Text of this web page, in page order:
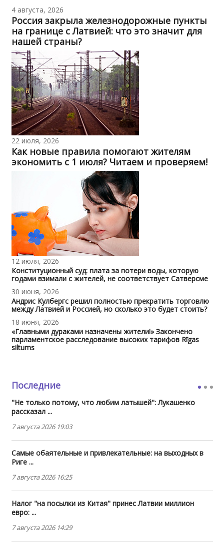
4 августа, 2026
Россия закрыла железнодорожные пункты
на границе с Латвией: что это значит для
нашей страны?
22 июля, 2026
Как новые правила помогают жителям
экономить с 1 июля? Читаем и проверяем!
12 июля, 2026
Конституционный суд: плата за потери воды, которую
годами взимали с жителей, не соответствует Сатверсме
30 июня, 2026
Андрис Кулбергс решил полностью прекратить торговлю
между Латвией и Россией, но сколько это будет стоить?
18 июня, 2026
«Главными дураками назначены жители!» Закончено
парламентское расследование высоких тарифов Rīgas
siltums
Последние
"Не только потому, что любим латышей": Лукашенко
рассказал ...
7 августа 2026 19:03
Самые обаятельные и привлекательные: на выходных в
Риге ...
7 августа 2026 16:25
Налог "на посылки из Китая" принес Латвии миллион
евро: ...
7 августа 2026 14:29